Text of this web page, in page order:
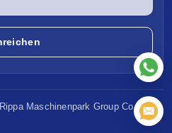
Rippa Maschinenpark Group Co. Ltd.